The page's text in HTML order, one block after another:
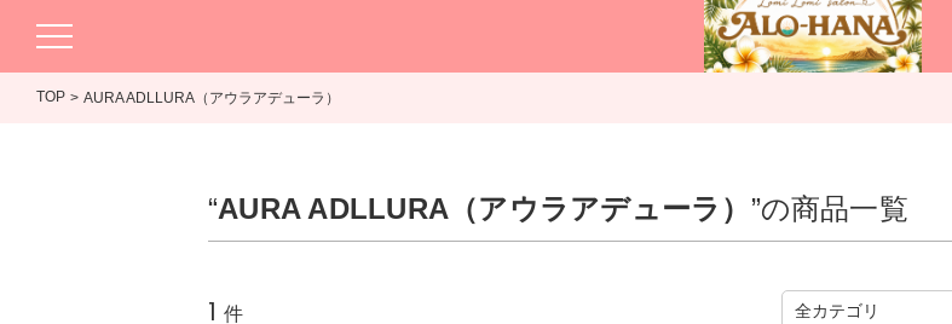
TOP AURA ADLLURA（アウラアデューラ）
“AURA ADLLURA（アウラアデューラ） ”の商品一覧
1 件